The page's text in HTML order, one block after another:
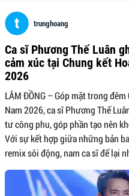
trunghoang
Ca sĩ Phương Thế Luân
cảm xúc tại Chung kết
2026
LÂM ĐỒNG – Góp mặt trong
Nam 2026, ca sĩ Phương Thế
tư công phu, góp phần tạo nên
Với sự kết hợp giữa những bản
remix sôi động, nam ca sĩ để lại